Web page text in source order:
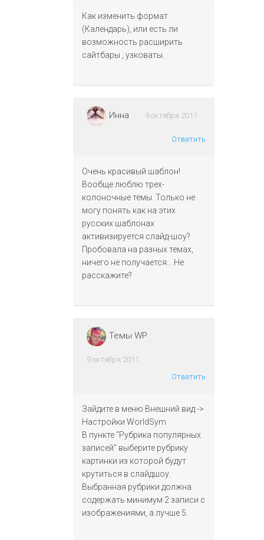
Как изменить формат
(Календарь), или есть ли
возможность расширить
сайтбары , узковаты.
Инна 9 октября 2011
Ответить
Очень красивый шаблон!
Вообще люблю трех-
колоночные темы. Только не
могу понять как на этих
русских шаблонах
активизируется слайд-шоу?
Пробовала на разных темах,
ничего не получается… Не
расскажите?
Темы WP
9 октября 2011
Ответить
Зайдите в меню Внешний вид ->
Настройки WorldSym
В пункте “Рубрика популярных
записей” выберите рубрику
картинки из которой будут
крутиться в слайдшоу.
Выбранная рубрики должна
содержать минимум 2 записи с
изображениями, а лучше 5.